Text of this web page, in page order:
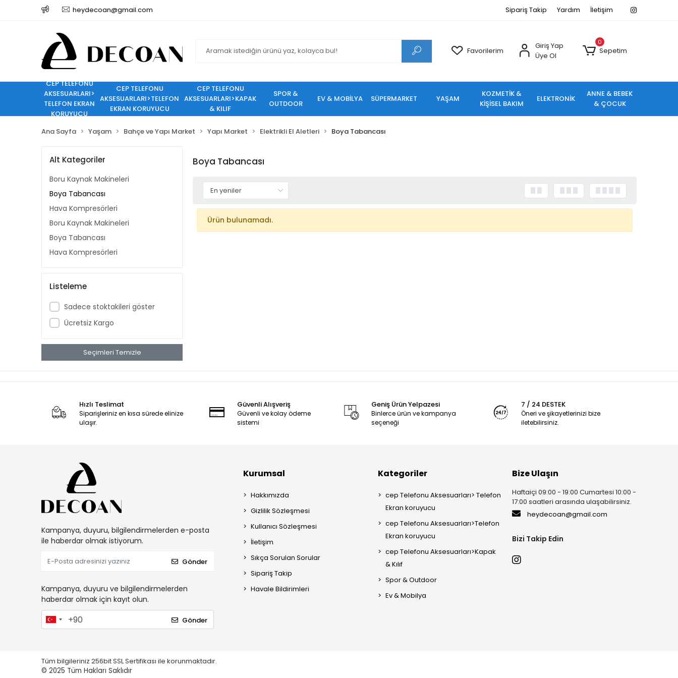
heydecoan@gmail.com Sipariş Takip Yardım İletişim
Favorilerim
Giriş Yap
Üye Ol
0
Sepetim
CEP TELEFONU
AKSESUARLARI>
TELEFON EKRAN
KORUYUCU
CEP TELEFONU
AKSESUARLARI>TELEFON
EKRAN KORUYUCU
CEP TELEFONU
AKSESUARLARI>KAPAK
& KILIF
SPOR &
OUTDOOR
EV & MOBİLYA SÜPERMARKET YAŞAM
KOZMETİK &
KİŞİSEL BAKIM
ELEKTRONİK
ANNE & BEBEK
& ÇOCUK
Ana Sayfa Yaşam Bahçe ve Yapı Market Yapı Market Elektrikli El Aletleri Boya Tabancası
Alt Kategoriler
Boru Kaynak Makineleri
Boya Tabancası
Hava Kompresörleri
Boru Kaynak Makineleri
Boya Tabancası
Hava Kompresörleri
Listeleme
Sadece stoktakileri göster
Ücretsiz Kargo
Seçimleri Temizle
Boya Tabancası
Ürün bulunamadı.
Hızlı Teslimat
Siparişleriniz en kısa sürede elinize
ulaşır.
Güvenli Alışveriş
Güvenli ve kolay ödeme
sistemi
Geniş Ürün Yelpazesi
Binlerce ürün ve kampanya
seçeneği
7 / 24 DESTEK
Öneri ve şikayetlerinizi bize
iletebilirsiniz.
Kampanya, duyuru, bilgilendirmelerden e-posta
ile haberdar olmak istiyorum.
Gönder
Kampanya, duyuru ve bilgilendirmelerden
haberdar olmak için kayıt olun.
Gönder
Kurumsal
Hakkımızda
Gizlilik Sözleşmesi
Kullanıcı Sözleşmesi
İletişim
Sıkça Sorulan Sorular
Sipariş Takip
Havale Bildirimleri
Kategoriler
cep Telefonu Aksesuarları> Telefon
Ekran koruyucu
cep Telefonu Aksesuarları>Telefon
Ekran koruyucu
cep Telefonu Aksesuarları>Kapak
& Kılıf
Spor & Outdoor
Ev & Mobilya
Bize Ulaşın
Haftaiçi 09:00 - 19:00 Cumartesi 10:00 -
17:00 saatleri arasında ulaşabilirsiniz.
heydecoan@gmail.com
Bizi Takip Edin
Tüm bilgileriniz 256bit SSL Sertifikası ile korunmaktadır.
© 2025 Tüm Hakları Saklıdır